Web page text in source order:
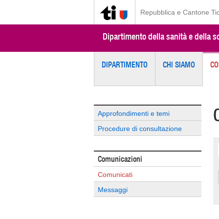
Repubblica e Cantone
Dipartimento della sanità e della
DIPARTIMENTO CHI SIAMO
Approfondimenti e temi
Procedure di consultazione
Comunicazioni
Comunicati
Messaggi